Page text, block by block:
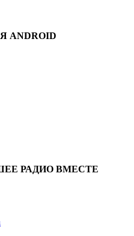
ANDROID
РАДИО ВМЕСТЕ